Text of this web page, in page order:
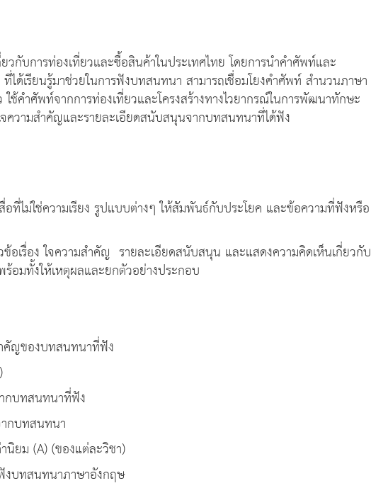
บการท่องเที่ยวและซื้อสินค้าในประเทศไทย โดยการนำคำศัพท์และ
ได้เรียนรู้มาช่วยในการฟังบทสนทนา สามารถเชื่อมโยงคำศัพท์ สำนวนภาษา
ช้คำศัพท์จากการท่องเที่ยวและโครงสร้างทางไวยากรณ์ในการพัฒนาทักษะ
จความสำคัญและรายละเอียดสนับสนุนจากบทสนทนาที่ได้ฟัง
วามเรียง รูปแบบต่างๆ ให้สัมพันธ์กับประโยค และข้อความที่ฟังหรือ
ามสำคัญ รายละเอียดสนับสนุน และแสดงความคิดเห็นเกี่ยวกับ
อมทั้งให้เหตุผลและยกตัวอย่างประกอบ
ะสงค์
องบทสนทนาที่ฟัง
สนทนาที่ฟัง
ทสนทนา
(ของแต่ละวิชา)
ทนาภาษาอังกฤษ